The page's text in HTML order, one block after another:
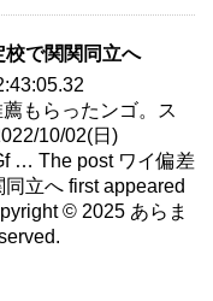
校で関関同立へ
もらったンゴ。ス
10/02(日)
… The post ワイ偏差
立へ first appeared
© 2025 あらま